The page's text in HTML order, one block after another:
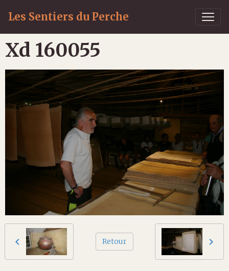
Les Sentiers du Perche
Xd 160055
Retour